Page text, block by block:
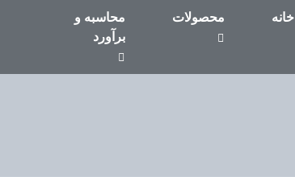
خانه محصولات
محاسبه و
برآورد